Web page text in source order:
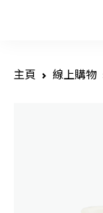
主頁 線上購物